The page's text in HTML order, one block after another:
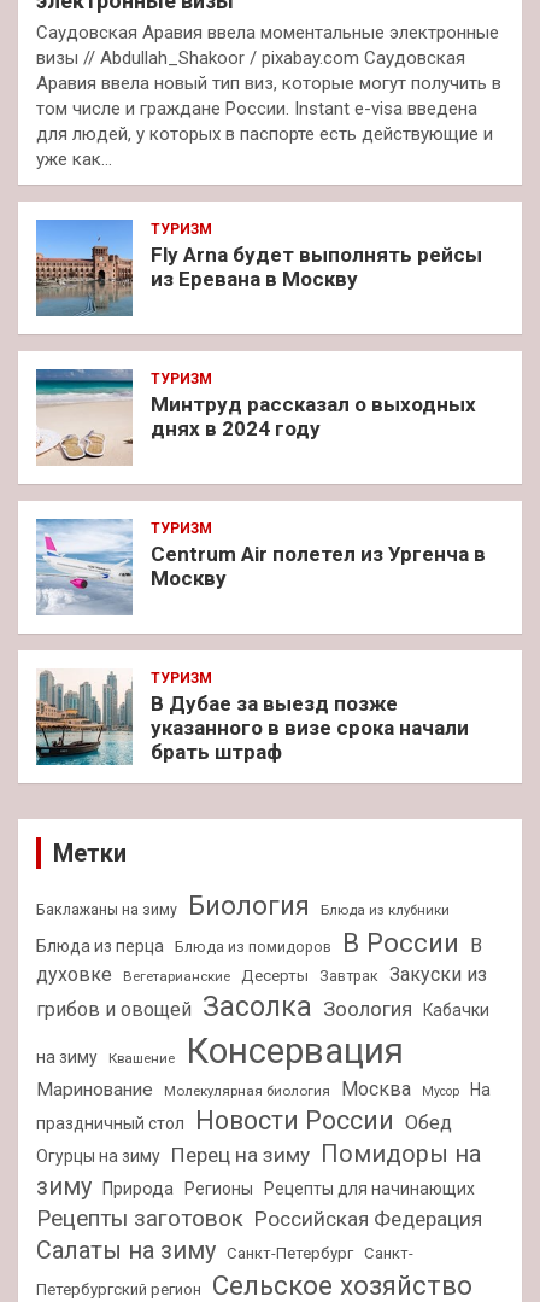
Саудовская Аравия ввела моментальные электронные
визы // Abdullah_Shakoor / pixabay.com Саудовская
Аравия ввела новый тип виз, которые могут получить в
том числе и граждане России. Instant e-visa введена
для людей, у которых в паспорте есть действующие и
уже как…
ТУРИЗМ
Fly Arna будет выполнять рейсы
из Еревана в Москву
ТУРИЗМ
Минтруд рассказал о выходных
днях в 2024 году
ТУРИЗМ
Centrum Air полетел из Ургенча в
Москву
ТУРИЗМ
В Дубае за выезд позже
указанного в визе срока начали
брать штраф
Метки
Баклажаны на зиму Биология Блюда из клубники
Блюда из перца Блюда из помидоров В России
В
духовке
Вегетарианские Десерты Завтрак
Закуски из
грибов и овощей Засолка Зоология Кабачки
на зиму Квашение Консервация
Маринование Молекулярная биология Москва Мусор
На
праздничный стол
Новости России Обед
Огурцы на зиму Перец на зиму Помидоры на
зиму
Природа Регионы Рецепты для начинающих
Рецепты заготовок Российская Федерация
Салаты на зиму Санкт-Петербург Санкт-
Петербургский регион
Сельское хозяйство